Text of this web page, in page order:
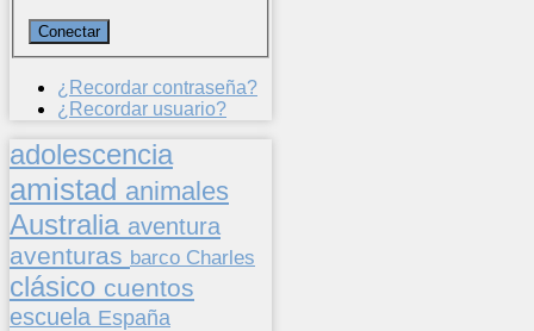
¿Recordar contraseña?
¿Recordar usuario?
adolescencia
amistad animales
Australia aventura
aventuras barco Charles
clásico cuentos
escuela España